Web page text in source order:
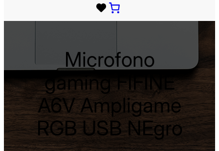
n
u
n
a
c
a
Microfono
gaming FIFINE
A6V Ampligame
RGB USB NEgro